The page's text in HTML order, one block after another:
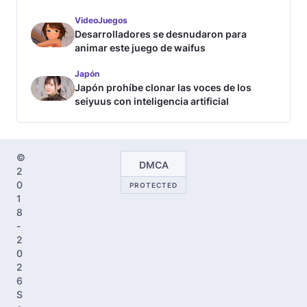
VideoJuegos
Desarrolladores se desnudaron para
animar este juego de waifus
Japón
Japón prohíbe clonar las voces de los
seiyuus con inteligencia artificial
©
2
0
1
8
-
2
0
2
6
S
DMCA
PROTECTED